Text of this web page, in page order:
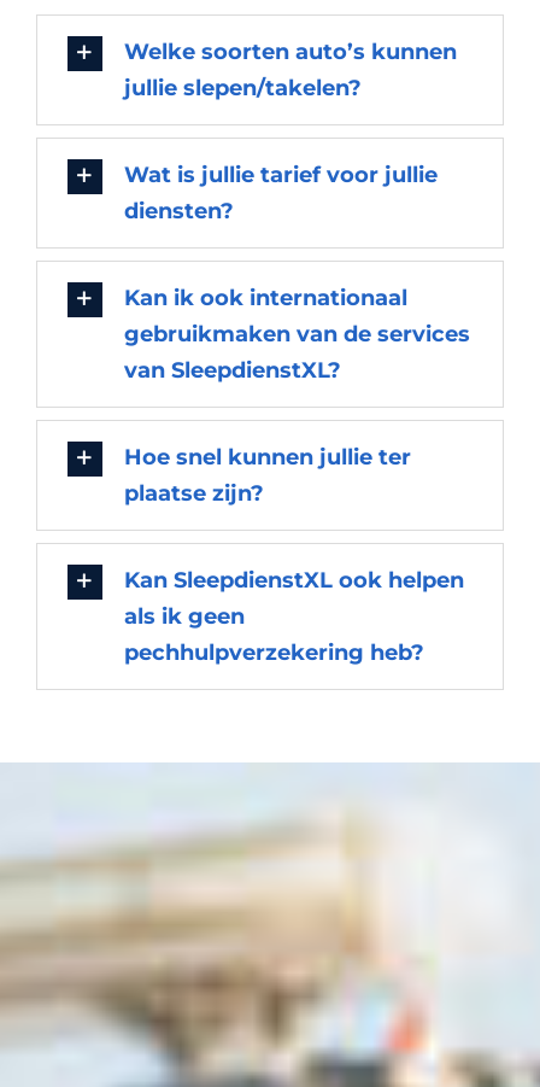
Welke soorten auto’s kunnen
jullie slepen/takelen?
Wat is jullie tarief voor jullie
diensten?
Kan ik ook internationaal
gebruikmaken van de services
van SleepdienstXL?
Hoe snel kunnen jullie ter
plaatse zijn?
Kan SleepdienstXL ook helpen
als ik geen
pechhulpverzekering heb?